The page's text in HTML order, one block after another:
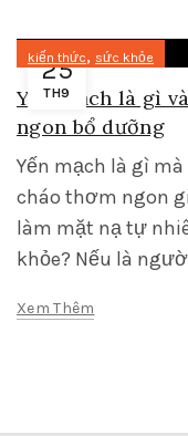
25
TH9
kiến thức, sức khỏe
Yến mạch là gì
ngon bổ dưỡng
Yến mạch là gì
cháo thơm ngon
làm mặt nạ tự
khỏe? Nếu là
Xem Thêm